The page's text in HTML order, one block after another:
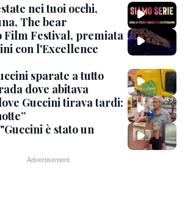
nei tuoi occhi,
The bear
Film Festival, premiata
con l'Excellence
sparate a tutto
dove abitava
Guccini tirava tardi:
è stato un